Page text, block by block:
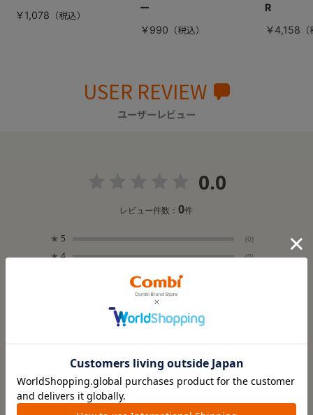
￥1,078
ー
￥990
R
￥4,158
USER REVIEW
ユーザーレビュー
0.0
レビュー件数：0件
★ 5 (0)
★4 (0)
レビューはありません。